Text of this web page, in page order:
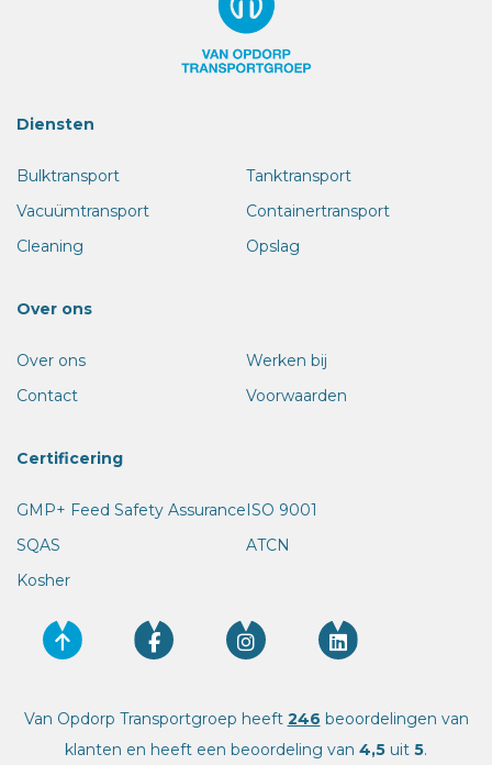
Diensten
Bulktransport
Tanktransport
Vacuümtransport
Containertransport
Cleaning
Opslag
Over ons
Over ons
Werken bij
Contact
Voorwaarden
Certificering
GMP+ Feed Safety AssuranceISO 9001
SQAS
ATCN
Kosher
Van Opdorp Transportgroep heeft 246 beoordelingen van
klanten en heeft een beoordeling van 4,5 uit 5.